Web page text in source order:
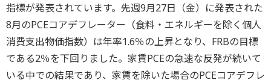
指標が発表されています。先週9月27日（金）に発表された
8月のPCEコアデフレーター（食料・エネルギーを除く個人
消費支出物価指数）は年率1.6％の上昇となり、FRBの目標
である2％を下回りました。家賃PCEの急速な反発が続いて
いる中での結果であり、家賃を除いた場合のPCEコアデフレ